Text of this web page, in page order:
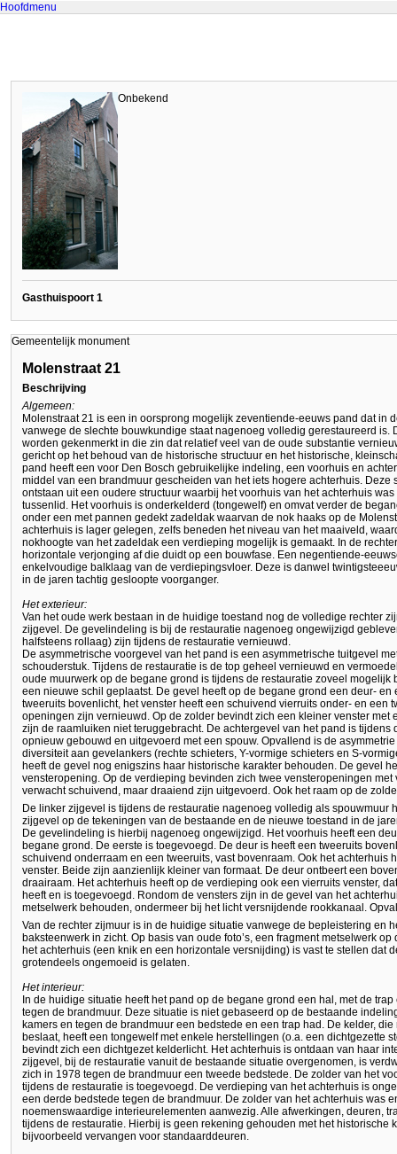
Hoofdmenu
Onbekend
Gasthuispoort 1
Gemeentelijk monument
Molenstraat 21
Beschrijving
Algemeen:
Molenstraat 21 is een in oorsprong mogelijk zeventiende-eeuws pand dat in
vanwege de slechte bouwkundige staat nagenoeg volledig gerestaureerd is.
worden gekenmerkt in die zin dat relatief veel van de oude substantie
gericht op het behoud van de historische structuur en het historische,
pand heeft een voor Den Bosch gebruikelijke indeling, een voorhuis en
middel van een brandmuur gescheiden van het iets hogere achterhuis. Deze
ontstaan uit een oudere structuur waarbij het voorhuis van het achterhuis
tussenlid. Het voorhuis is onderkelderd (tongewelf) en omvat verder de
onder een met pannen gedekt zadeldak waarvan de nok haaks op de
achterhuis is lager gelegen, zelfs beneden het niveau van het maaiveld,
nokhoogte van het zadeldak een verdieping mogelijk is gemaakt. In de
horizontale verjonging af die duidt op een bouwfase. Een negentiende-
enkelvoudige balklaag van de verdiepingsvloer. Deze is danwel
in de jaren tachtig gesloopte voorganger.
Het exterieur:
Van het oude werk bestaan in de huidige toestand nog de volledige rechter
zijgevel. De gevelindeling is bij de restauratie nagenoeg ongewijzigd
halfsteens rollaag) zijn tijdens de restauratie vernieuwd.
De asymmetrische voorgevel van het pand is een asymmetrische tuitgevel
schouderstuk. Tijdens de restauratie is de top geheel vernieuwd en
oude muurwerk op de begane grond is tijdens de restauratie zoveel
een nieuwe schil geplaatst. De gevel heeft op de begane grond een deur-
tweeruits bovenlicht, het venster heeft een schuivend vierruits onder- en een
openingen zijn vernieuwd. Op de zolder bevindt zich een kleiner venster met
zijn de raamluiken niet teruggebracht. De achtergevel van het pand is
opnieuw gebouwd en uitgevoerd met een spouw. Opvallend is de
diversiteit aan gevelankers (rechte schieters, Y-vormige schieters en S-
heeft de gevel nog enigszins haar historische karakter behouden. De gevel
vensteropening. Op de verdieping bevinden zich twee vensteropeningen
verwacht schuivend, maar draaiend zijn uitgevoerd. Ook het raam op de
De linker zijgevel is tijdens de restauratie nagenoeg volledig als spouwmuur
zijgevel op de tekeningen van de bestaande en de nieuwe toestand in de
De gevelindeling is hierbij nagenoeg ongewijzigd. Het voorhuis heeft een
begane grond. De eerste is toegevoegd. De deur is heeft een tweeruits
schuivend onderraam en een tweeruits, vast bovenraam. Ook het achterhuis
venster. Beide zijn aanzienlijk kleiner van formaat. De deur ontbeert een
draairaam. Het achterhuis heeft op de verdieping ook een vierruits venster,
heeft en is toegevoegd. Rondom de vensters zijn in de gevel van het
metselwerk behouden, ondermeer bij het licht versnijdende rookkanaal.
Van de rechter zijmuur is in de huidige situatie vanwege de bepleistering en
baksteenwerk in zicht. Op basis van oude foto’s, een fragment metselwerk
het achterhuis (een knik en een horizontale versnijding) is vast te stellen dat
grotendeels ongemoeid is gelaten.
Het interieur:
In de huidige situatie heeft het pand op de begane grond een hal, met de
tegen de brandmuur. Deze situatie is niet gebaseerd op de bestaande
kamers en tegen de brandmuur een bedstede en een trap had. De kelder,
beslaat, heeft een tongewelf met enkele herstellingen (o.a. een dichtgezette
bevindt zich een dichtgezet kelderlicht. Het achterhuis is ontdaan van haar
zijgevel, bij de restauratie vanuit de bestaande situatie overgenomen, is
zich in 1978 tegen de brandmuur een tweede bedstede. De zolder van het
tijdens de restauratie is toegevoegd. De verdieping van het achterhuis is
een derde bedstede tegen de brandmuur. De zolder van het achterhuis was
noemenswaardige interieurelementen aanwezig. Alle afwerkingen, deuren,
tijdens de restauratie. Hierbij is geen rekening gehouden met het historische
bijvoorbeeld vervangen voor standaarddeuren.